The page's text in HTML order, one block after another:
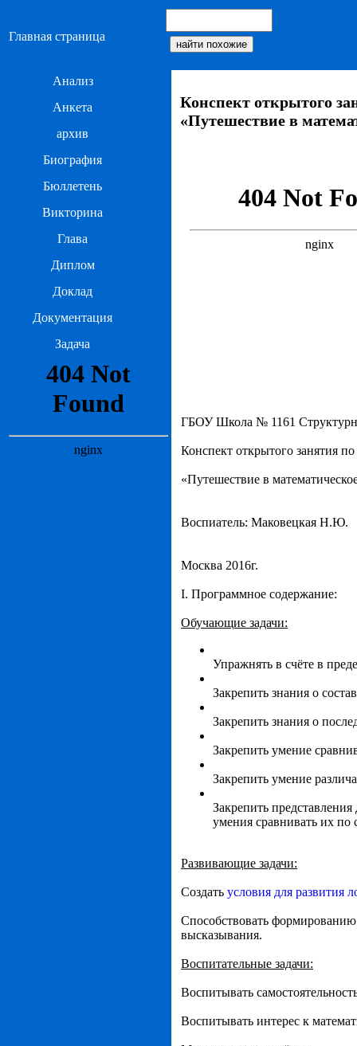
Главная страница
Анализ
Анкета
архив
Биография
Бюллетень
Викторина
Глава
Диплом
Доклад
Документация
Задача
Конспект открытого
«Путешествие в
ГБОУ Школа № 1161
Конспект открытого занятия
«Путешествие в
Воспиатель: Маковецкая Н.Ю.
Москва 2016г.
I. Программное содержание:
Обучающие задачи:
Упражнять в счёте в
Закрепить знания о
Закрепить знания о
Закрепить умение
Закрепить умение
Закрепить
умения сравнивать их по
Развивающие задачи:
Создать условия для развития
Способствовать
высказывания.
Воспитательные задачи:
Воспитывать
Воспитывать интерес к